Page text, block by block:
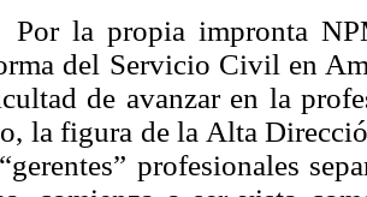
Por la propia impronta
del Servicio Civil en
de avanzar en la
la figura de la Alta
profesionales